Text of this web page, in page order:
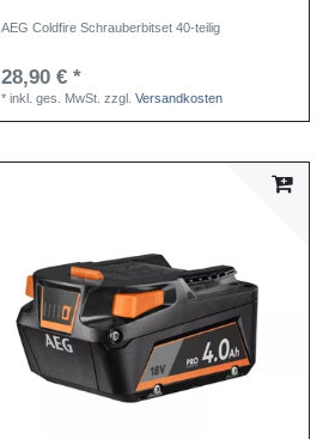
AEG Coldfire Schrauberbitset 40-teilig
28,90 € *
*inkl. ges. MwSt. zzgl.Versandkosten